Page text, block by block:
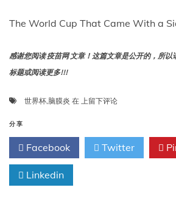
The World Cup That Came With a
感谢您阅读 疫苗网 文章！这篇文章是公开的，所
标题或阅读更多!!!
世界杯,脑膜炎 在 伴
膜
而
上留下评论
分享
Facebook Twitter
Linkedin